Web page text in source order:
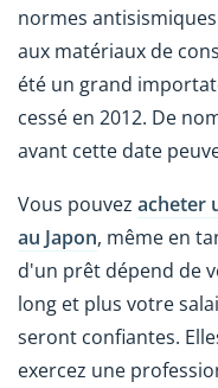
normes
aux matériaux de
été un grand
cessé en 2012. De
avant cette date
Vous pouvez acheter
au Japon, même en
d'un prêt dépend de
long et plus votre
seront confiantes.
exercez une